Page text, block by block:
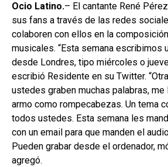
Ocio Latino.– El cantante René
sus fans a través de las redes
colaboren con ellos en la
musicales. “Esta semana escribimos
desde Londres, tipo miércoles o
escribió Residente en su Twitter.
ustedes graben muchas palabras, me
armo como rompecabezas. Un tema
todos ustedes. Esta semana les
con un email para que manden el
Pueden grabar desde el ordenador,
agregó.